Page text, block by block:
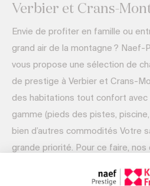
Verbier et Crans-
Envie de profiter en famille ou
grand air de la montagne ? Naef-
vous propose une sélection de
de prestige à Verbier et Crans-
des habitations tout confort
gamme (pieds des pistes,
bien d’autres commodités Votre
grande priorité. Pour ce faire,